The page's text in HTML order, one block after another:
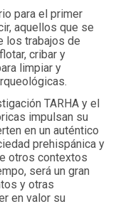
para el primer
aquellos que se
los trabajos de
cribar y
limpiar y
TARHA y el
impulsan su
en un auténtico
prehispánica y
otros contextos
será un gran
y otras
en valor su